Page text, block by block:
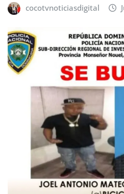
cocotvnoticiasdigital